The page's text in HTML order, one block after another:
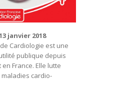
janvier 2018
Cardiologie est une
publique depuis
France. Elle lutte
cardio-